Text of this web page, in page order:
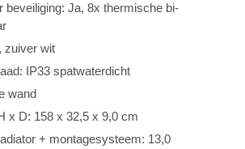
beveiliging: Ja, 8x thermische bi-
zuiver wit
IP33 spatwaterdicht
wand
x D: 158 x 32,5 x 9,0 cm
+ montagesysteem: 13,0